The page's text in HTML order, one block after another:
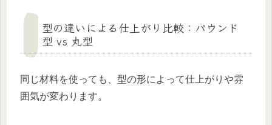
型の違いによる仕上がり比較：パウンド
型 vs 丸型
同じ材料を使っても、型の形によって仕上がりや雰
囲気が変わります。